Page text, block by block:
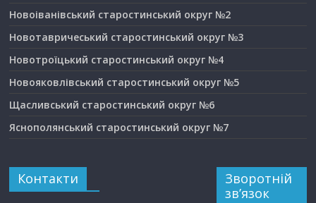
Новоіванівський старостинський округ №2
Новотавричеський старостинський округ №3
Новотроїцький старостинський округ №4
Новояковлівський старостинський округ №5
Щасливський старостинський округ №6
Яснополянський старостинський округ №7
Контакти
Зворотній
зв’язок